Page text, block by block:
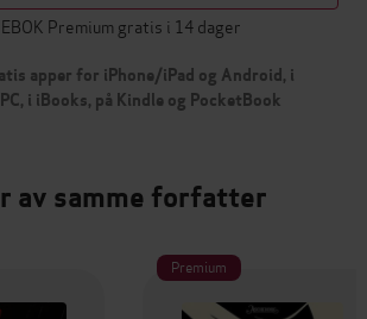
Premium gratis i 14 dager
apper for iPhone/iPad og Android, i
i iBooks, på Kindle og PocketBook
av samme forfatter
Premium